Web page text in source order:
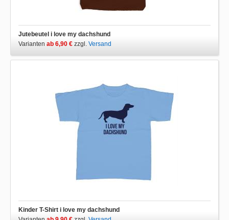
Jutebeutel i love my dachshund
Varianten ab 6,90 € zzgl. Versand
Kinder T-Shirt i love my dachshund